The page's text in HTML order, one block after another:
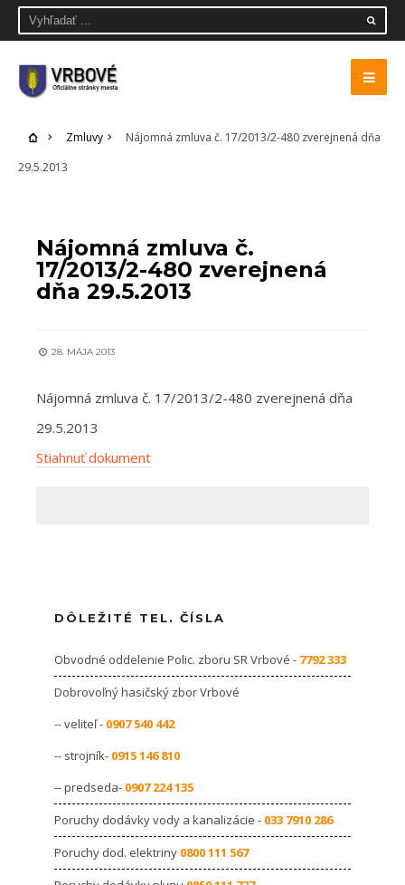
Zmluvy
Nájomná zmluva č. 17/2013/2-480 zverejnená dňa
29.5.2013
Nájomná zmluva č.
17/2013/2-480 zverejnená
dňa 29.5.2013
28. MÁJA 2013
Nájomná zmluva č. 17/2013/2-480 zverejnená dňa
29.5.2013
Stiahnuť dokument
DÔLEŽITÉ TEL. ČÍSLA
Obvodné oddelenie Polic. zboru SR Vrbové - 7792 333
Dobrovoľný hasičský zbor Vrbové
-- veliteľ - 0907 540 442
-- strojník- 0915 146 810
-- predseda- 0907 224 135
Poruchy dodávky vody a kanalizácie - 033 7910 286
Poruchy dod. elektriny 0800 111 567